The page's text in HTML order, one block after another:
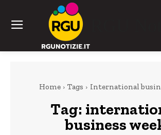
Home Tags International
Tag:
business